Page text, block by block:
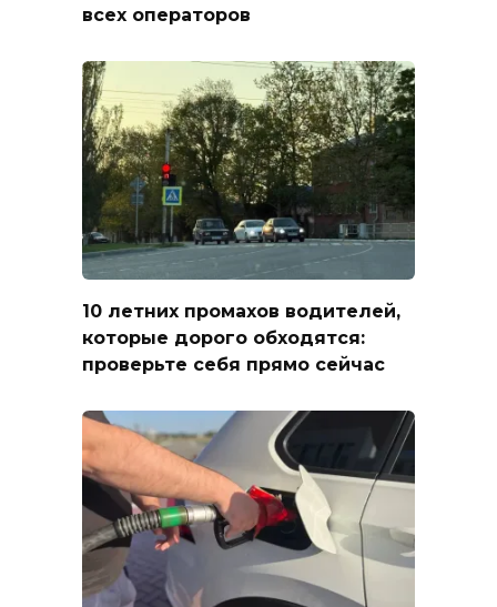
всех операторов
10 летних промахов водителей,
которые дорого обходятся:
проверьте себя прямо сейчас